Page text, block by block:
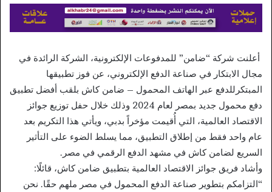
أعلنت شركة “ضامن” للمدفوعات الإلكترونية، الشركة الرائدة في
مجال الابتكار في صناعة الدفع الإلكتروني، عن فوز تطبيقها
المبتكرللدفع عبر الهاتف المحمول – ضامن كاش بلقب أفضل تطبيق
دفع محمول جديد بمصر لعام 2024 وذلك خلال حفل توزيع جوائز
الاقتصاد العالمية، التي أُقيمت مؤخراً بدبي، ويأتي هذا التكريم بعد
عام واحد فقط من إطلاق التطبيق، مما يسلط الضوء على التأثير
السريع لضامن كاش في مشهد الدفع الرقمي في مصر.
وأشاد فريق جوائز الاقتصاد العالمية بتطبيق ضامن كاش، قائلًا:
“التزامكم بتطوير صناعة الدفع المحمول في مصر ملهم حقًا. نحن